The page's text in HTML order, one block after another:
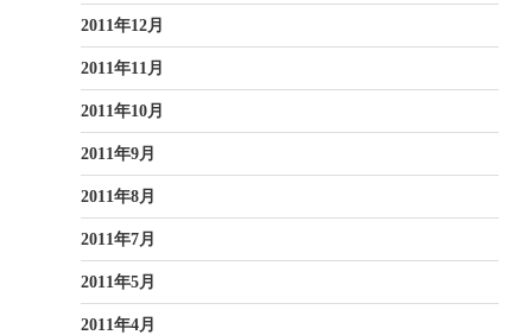
2011年12月
2011年11月
2011年10月
2011年9月
2011年8月
2011年7月
2011年5月
2011年4月